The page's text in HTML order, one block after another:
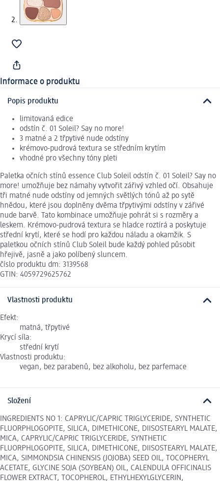
Informace o produktu
Popis produktu
limitovaná edice
odstín č. 01 Soleil? Say no more!
3 matné a 2 třpytivé nude odstíny
krémovo-pudrová textura se středním krytím
vhodné pro všechny tóny pleti
Paletka očních stínů essence Club Soleil odstín č. 01 Soleil? Say no
more! umožňuje bez námahy vytvořit zářivý vzhled očí. Obsahuje
tři matné nude odstíny od jemných světlých tónů až po sytě
hnědou, které jsou doplněny dvěma třpytivými odstíny v zářivé
nude barvě. Tato kombinace umožňuje pohrát si s rozměry a
leskem. Krémovo-pudrová textura se hladce roztírá a poskytuje
střední krytí, které se hodí pro každou náladu a okamžik. S
paletkou očních stínů Club Soleil bude každý pohled působit
hřejivě, jasně a jako políbený sluncem.
číslo produktu dm: 3139568
GTIN: 4059729625762
Vlastnosti produktu
Efekt:
matná, třpytivé
Krycí síla:
střední krytí
Vlastnosti produktu:
vegan, bez parabenů, bez alkoholu, bez parfemace
Složení
INGREDIENTS NO 1: CAPRYLIC/CAPRIC TRIGLYCERIDE, SYNTHETIC
FLUORPHLOGOPITE, SILICA, DIMETHICONE, DIISOSTEARYL MALATE,
MICA, CAPRYLIC/CAPRIC TRIGLYCERIDE, SYNTHETIC
FLUORPHLOGOPITE, SILICA, DIMETHICONE, DIISOSTEARYL MALATE,
MICA, SIMMONDSIA CHINENSIS (JOJOBA) SEED OIL, TOCOPHERYL
ACETATE, GLYCINE SOJA (SOYBEAN) OIL, CALENDULA OFFICINALIS
FLOWER EXTRACT, TOCOPHEROL, ETHYLHEXYLGLYCERIN,